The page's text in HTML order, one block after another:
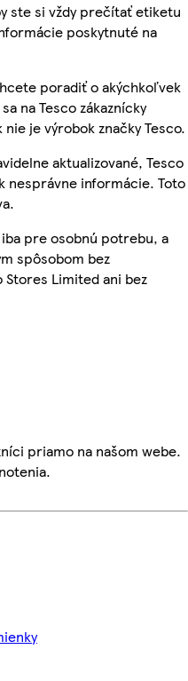
ste si vždy prečítať etiketu
poskytnuté na
poradiť o akýchkoľvek
na Tesco zákaznícky
je výrobok značky Tesco.
aktualizované, Tesco
nesprávne informácie. Toto
pre osobnú potrebu, a
spôsobom bez
Stores Limited ani bez
priamo na našom webe.